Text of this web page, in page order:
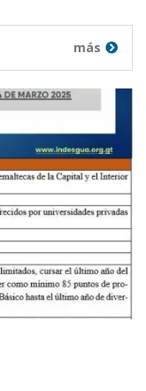
más